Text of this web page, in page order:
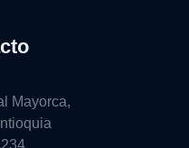
Mayorca,